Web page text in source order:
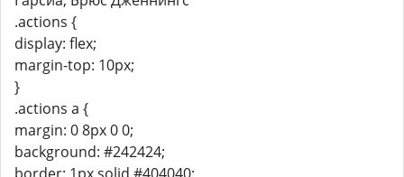
.actions {
display: flex;
margin-top: 10px;
}
.actions a {
margin: 0 8px 0 0;
background: #242424;